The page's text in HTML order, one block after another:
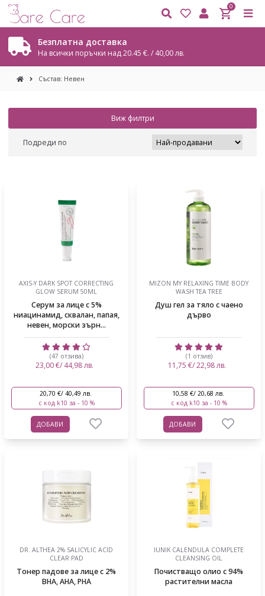
0
Поръчка = Подарък
Подаръци с всяка поръчка
Състав: Невен
Виж филтри
Подреди по
AXIS-Y DARK SPOT CORRECTING
GLOW SERUM 50ML
Серум за лице с 5%
ниацинамид, сквалан, папая,
невен, морски зърн...
(47 отзива)
23,00 €/ 44,98 лв.
20,70 €/ 40,49 лв.
с код k10 за - 10 %
ДОБАВИ
MIZON MY RELAXING TIME BODY
WASH TEA TREE
Душ гел за тяло с чаено
дърво
(1 отзив)
11,75 €/ 22,98 лв.
10,58 €/ 20,68 лв.
с код k10 за - 10 %
ДОБАВИ
DR. ALTHEA 2% SALICYLIC ACID
CLEAR PAD
Тонер падове за лице с 2%
BHA, AHA, PHA
IUNIK CALENDULA COMPLETE
CLEANSING OIL
Почистващо олио с 94%
растителни масла